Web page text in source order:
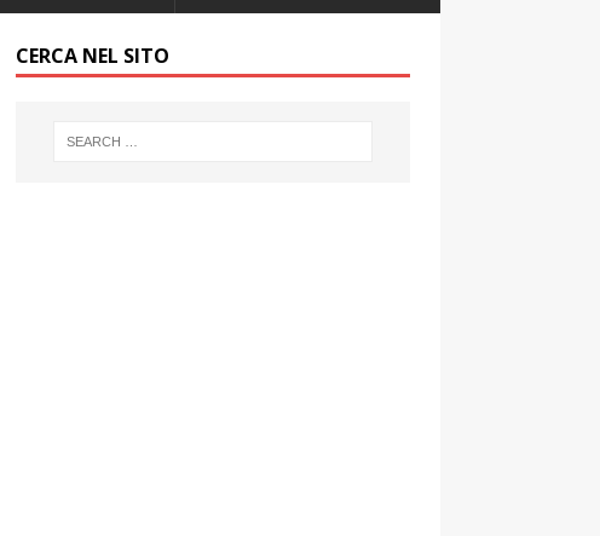
CERCA NEL SITO